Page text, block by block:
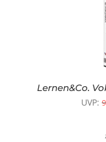
Lernen&Co.
UVP: